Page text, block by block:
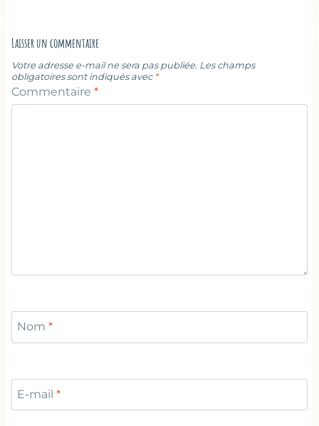
Laisser un commentaire
Votre adresse e-mail ne sera pas publiée. Les champs
obligatoires sont indiqués avec *
Commentaire *
Nom *
E-mail *